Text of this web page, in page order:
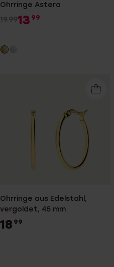
Ohrringe Astera
19.9913 99
Ohrringe aus Edelstahl,
vergoldet, 45 mm
18 99